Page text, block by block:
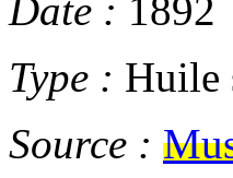
Date : 1892
Type : Huile
Source :